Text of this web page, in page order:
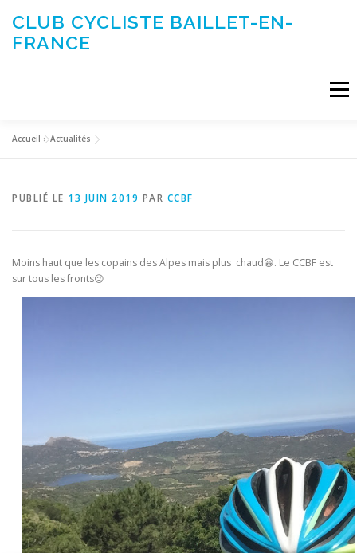
contenu
CLUB CYCLISTE BAILLET-EN-
FRANCE
Menu
Accueil »Actualités
PUBLIÉ LE 13 JUIN 2019 PAR CCBF
Moins haut que les copains des Alpes mais plus chaud😀. Le CCBF est
sur tous les fronts😉